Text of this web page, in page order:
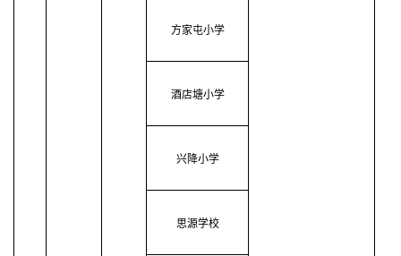
方家屯小学
酒店塘小学
兴降小学
思源学校